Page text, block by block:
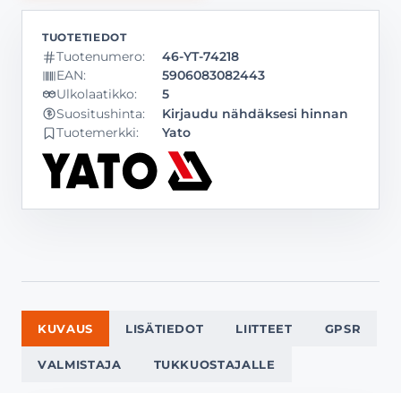
Tuotenumero:
46-YT-74218
EAN:
5906083082443
Ulkolaatikko:
5
Suositushinta:
Kirjaudu nähdäksesi hinnan
Tuotemerkki: Yato
KUVAUS LISÄTIEDOT LIITTEET GPSR
VALMISTAJA TUKKUOSTAJALLE